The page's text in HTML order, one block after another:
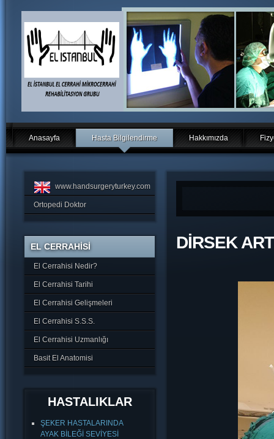
Anasayfa Hasta Bilgilendirme Hakkımızda
DİRSEK
www.handsurgeryturkey.com
Ortopedi Doktor
EL CERRAHİSİ
El Cerrahisi Nedir?
El Cerrahisi Tarihi
El Cerrahisi Gelişmeleri
El Cerrahisi S.S.S.
El Cerrahisi Uzmanlığı
Basit El Anatomisi
HASTALIKLAR
ŞEKER HASTALARINDA
AYAK BİLEĞİ SEVİYESİ